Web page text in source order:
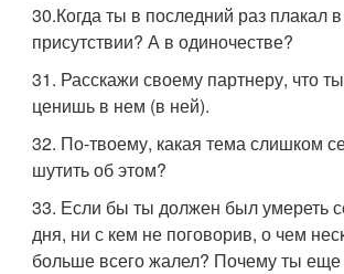
30.Когда ты в последний раз плакал
присутствии? А в одиночестве?
31. Расскажи своему партнеру, что
ценишь в нем (в ней).
32. По-твоему, какая тема слишком
шутить об этом?
33. Если бы ты должен был умереть
дня, ни с кем не поговорив, о чем
больше всего жалел? Почему ты еще